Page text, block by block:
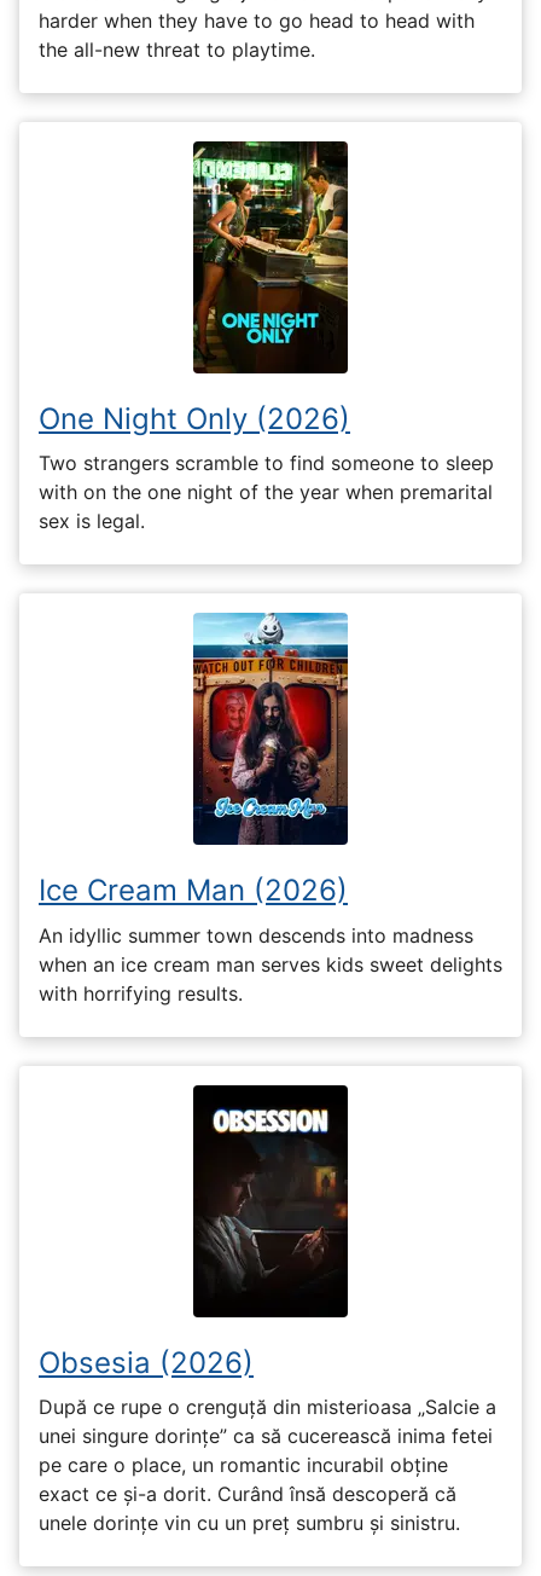
harder when they have to go head to head with
the all-new threat to playtime.
One Night Only (2026)
Two strangers scramble to find someone to sleep
with on the one night of the year when premarital
sex is legal.
Ice Cream Man (2026)
An idyllic summer town descends into madness
when an ice cream man serves kids sweet delights
with horrifying results.
Obsesia (2026)
După ce rupe o crenguță din misterioasa „Salcie a
unei singure dorințe” ca să cucerească inima fetei
pe care o place, un romantic incurabil obține
exact ce și-a dorit. Curând însă descoperă că
unele dorințe vin cu un preț sumbru și sinistru.